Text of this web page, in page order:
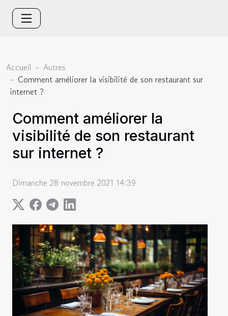
Accueil
Autres
Comment améliorer la visibilité de son restaurant sur
internet ?
Comment améliorer la
visibilité de son restaurant
sur internet ?
Dimanche 28 novembre 2021 14:39